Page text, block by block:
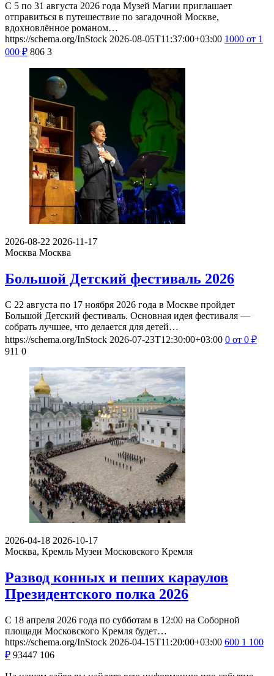
С 5 по 31 августа 2026 года Музей Магии приглашает
отправиться в путешествие по загадочной Москве,
вдохновлённое романом…
https://schema.org/InStock 2026-08-05T11:37:00+03:00 1000 от 1
000 ₽ 806 3
2026-08-22 2026-11-17
Москва Москва
Большой Детский фестиваль 2026
С 22 августа по 17 ноября 2026 года в Москве пройдет
Большой Детский фестиваль. Основная идея фестиваля —
собрать лучшее, что делается для детей…
https://schema.org/InStock 2026-07-23T12:30:00+03:00 0 от 0 ₽
911 0
2026-04-18 2026-10-17
Москва, Кремль Музеи Московского Кремля
Развод конных и пеших караулов
Президентского полка 2026
С 18 апреля 2026 года по субботам в 12:00 на Соборной
площади Московского Кремля будет…
https://schema.org/InStock 2026-04-15T11:20:00+03:00 600 1 100
₽ 93447 106